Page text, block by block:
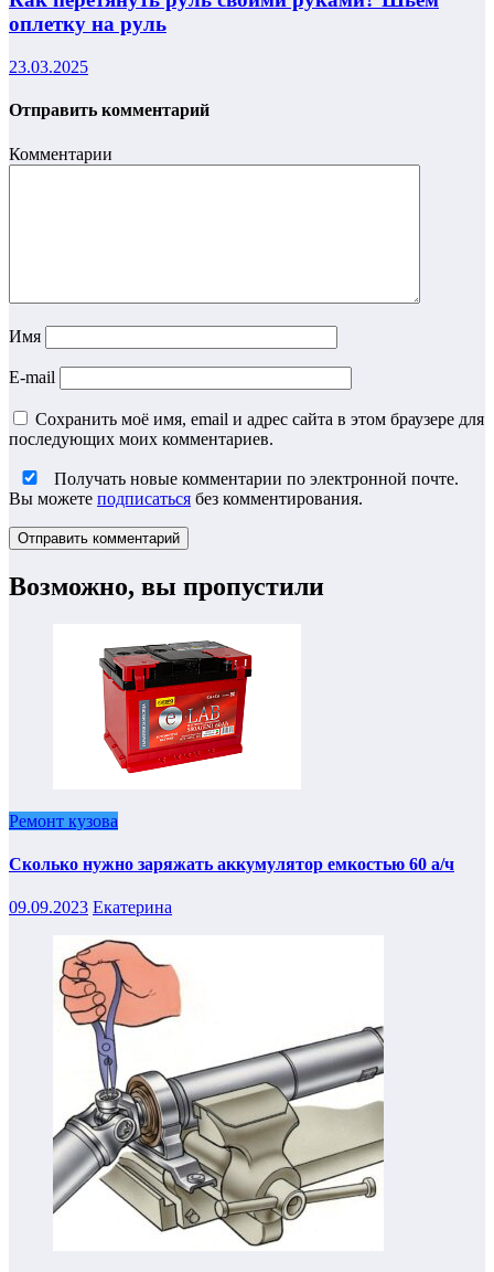
оплетку на руль
23.03.2025
Отправить комментарий
Комментарии
Имя
E-mail
Сохранить моё имя, email и адрес сайта в этом браузере для
последующих моих комментариев.
Получать новые комментарии по электронной почте.
Вы можете подписаться без комментирования.
Возможно, вы пропустили
Ремонт кузова
Сколько нужно заряжать аккумулятор емкостью 60 а/ч
09.09.2023 Екатерина